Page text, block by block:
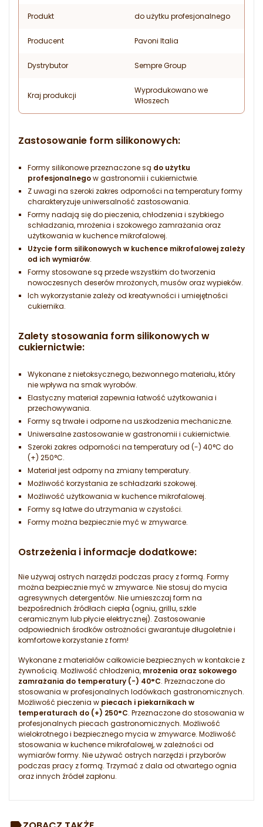
Produkt do użytku profesjonalnego
Producent Pavoni Italia
Dystrybutor Sempre Group
Kraj produkcji
Wyprodukowano we
Włoszech
Zastosowanie form silikonowych:
Formy silikonowe przeznaczone są do użytku
profesjonalnegow gastronomii i cukiernictwie.
Z uwagi na szeroki zakres odporności na temperatury formy
charakteryzuje uniwersalność zastosowania.
Formy nadają się do pieczenia, chłodzenia i szybkiego
schładzania, mrożenia i szokowego zamrażania oraz
użytkowania w kuchence mikrofalowej.
Użycie form silikonowych w kuchence mikrofalowej zależy
od ich wymiarów.
Formy stosowane są przede wszystkim do tworzenia
nowoczesnych deserów mrożonych, musów oraz wypieków.
Ich wykorzystanie zależy od kreatywności i umiejętności
cukiernika.
Zalety stosowania form silikonowych w
cukiernictwie:
Wykonane z nietoksycznego, bezwonnego materiału, który
nie wpływa na smak wyrobów.
Elastyczny materiał zapewnia łatwość użytkowania i
przechowywania.
Formy są trwałe i odporne na uszkodzenia mechaniczne.
Uniwersalne zastosowanie w gastronomii i cukiernictwie.
Szeroki zakres odporności na temperatury od (-) 40°C do
(+) 250°C.
Materiał jest odporny na zmiany temperatury.
Możliwość korzystania ze schładzarki szokowej.
Możliwość użytkowania w kuchence mikrofalowej.
Formy są łatwe do utrzymania w czystości.
Formy można bezpiecznie myć w zmywarce.
Ostrzeżenia i informacje dodatkowe:
Nie używaj ostrych narzędzi podczas pracy z formą. Formy
można bezpiecznie myć w zmywarce. Nie stosuj do mycia
agresywnych detergentów. Nie umieszczaj form na
bezpośrednich źródłach ciepła (ogniu, grillu, szkle
ceramicznym lub płycie elektrycznej). Zastosowanie
odpowiednich środków ostrożności gwarantuje długoletnie i
komfortowe korzystanie z form!
Wykonane z materiałów całkowicie bezpiecznych w kontakcie z
żywnością. Możliwość chłodzenia, mrożenia oraz sokowego
zamrażania do temperatury (-) 40°C. Przeznaczone do
stosowania w profesjonalnych lodówkach gastronomicznych.
Możliwość pieczenia w piecach i piekarnikach w
temperaturach do (+) 250°C. Przeznaczone do stosowania w
profesjonalnych piecach gastronomicznych. Możliwość
wielokrotnego i bezpiecznego mycia w zmywarce. Możliwość
stosowania w kuchence mikrofalowej, w zależności od
wymiarów formy. Nie używać ostrych narzędzi i przyborów
podczas pracy z formą. Trzymać z dala od otwartego ognia
oraz innych źródeł zapłonu.